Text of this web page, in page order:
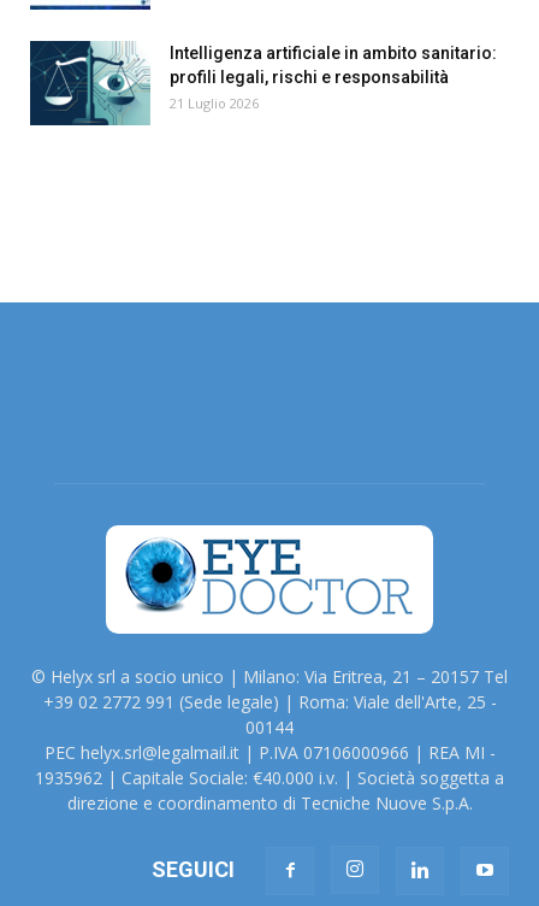
Intelligenza artificiale in ambito sanitario:
profili legali, rischi e responsabilità
21 Luglio 2026
© Helyx srl a socio unico | Milano: Via Eritrea, 21 – 20157 Tel
+39 02 2772 991 (Sede legale) | Roma: Viale dell'Arte, 25 -
00144
PEC helyx.srl@legalmail.it | P.IVA 07106000966 | REA MI -
1935962 | Capitale Sociale: €40.000 i.v. | Società soggetta a
direzione e coordinamento di Tecniche Nuove S.p.A.
SEGUICI